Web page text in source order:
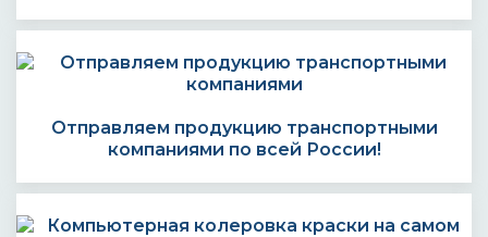
Отправляем продукцию транспортными
компаниями по всей России!